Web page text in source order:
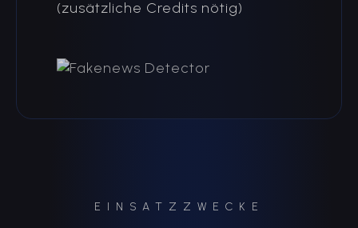
(zusätzliche Credits nötig)
EINSATZZWECKE